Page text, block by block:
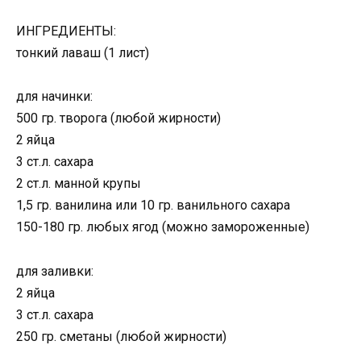
ИНГРЕДИЕНТЫ:
тонкий лаваш (1 лист)
для начинки:
500 гр. творога (любой жирности)
2 яйца
3 ст.л. сахара
2 ст.л. манной крупы
1,5 гр. ванилина или 10 гр. ванильного сахара
150-180 гр. любых ягод (можно замороженные)
для заливки:
2 яйца
3 ст.л. сахара
250 гр. сметаны (любой жирности)